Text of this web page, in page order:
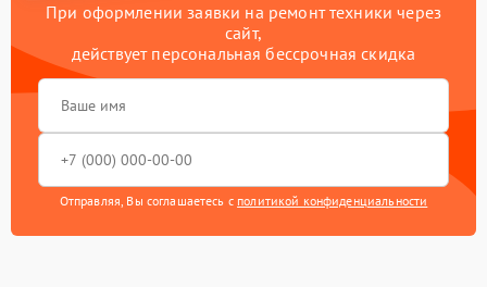
При оформлении заявки на ремонт техники через
сайт,
действует персональная бессрочная скидка
Отправляя, Вы соглашаетесь с политикой конфиденциальности